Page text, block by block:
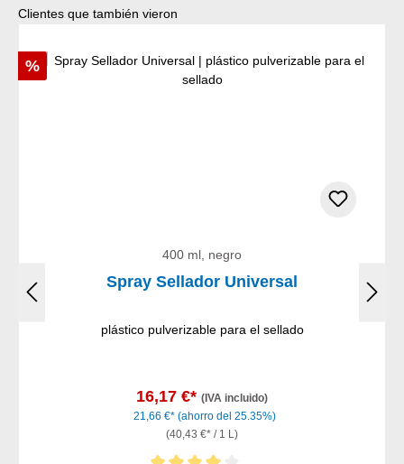
Omitir la galería de productos
Clientes que también vieron
Descuento
%
400 ml, negro
Spray Sellador Universal
plástico pulverizable para el sellado
16,17 €* (IVA incluido)
21,66 €* (ahorro del 25.35%)
(40,43 €* / 1 L)